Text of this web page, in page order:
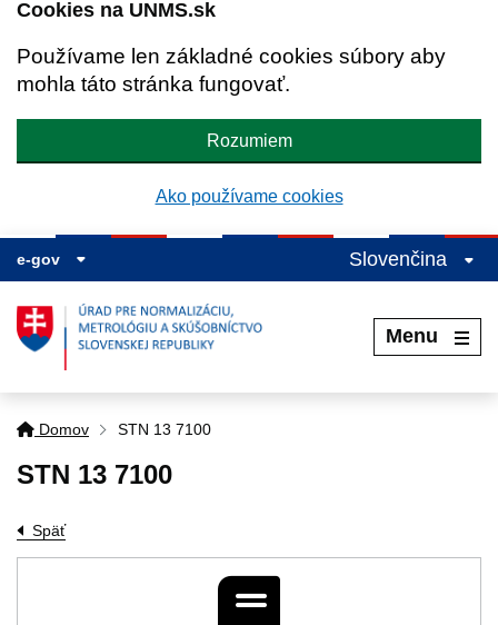
Cookies na UNMS.sk
Používame len základné cookies súbory aby
mohla táto stránka fungovať.
Rozumiem
Ako používame cookies
e-gov Slovenčina
Menu
Domov STN 13 7100
STN 13 7100
Späť